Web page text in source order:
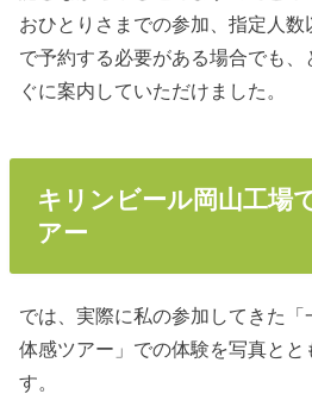
おひとりさまでの参加、指定人
で予約する必要がある場合でも
ぐに案内していただけました。
キリンビール岡山工場
アー
では、実際に私の参加してきた
体感ツアー」での体験を写真とと
す。